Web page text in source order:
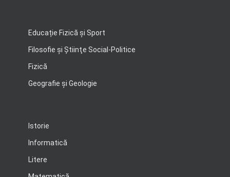
Educație Fizică și Sport
Filosofie şi Ştiinţe Social-Politice
Fizică
Geografie şi Geologie
Istorie
Informatică
Litere